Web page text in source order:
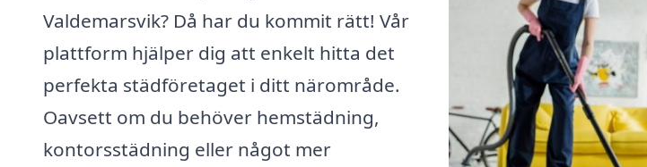
Valdemarsvik? Då har du kommit rätt! Vår
plattform hjälper dig att enkelt hitta det
perfekta städföretaget i ditt närområde.
Oavsett om du behöver hemstädning,
kontorsstädning eller något mer